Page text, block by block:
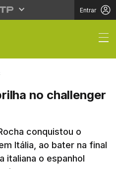
Entrar
no challenger
conquistou o
Itália, ao bater na final
italiana o espanhol